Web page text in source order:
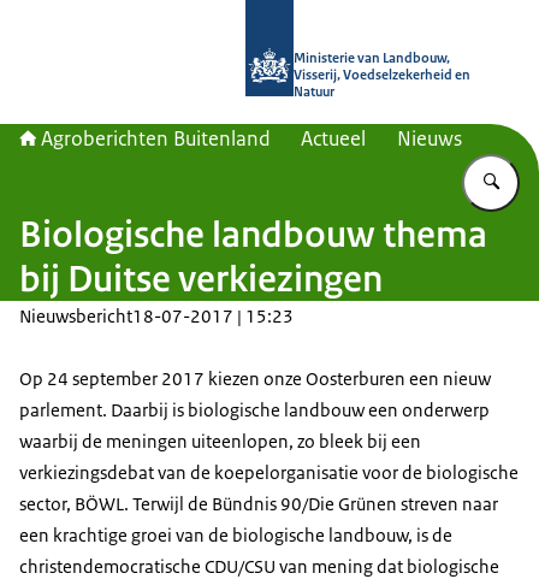
Ministerie van Landbouw,
Visserij, Voedselzekerheid en
Natuur
Agroberichten Buitenland Actueel Nieuws
Biologische landbouw thema
bij Duitse verkiezingen
Nieuwsbericht18-07-2017 | 15:23
Op 24 september 2017 kiezen onze Oosterburen een nieuw
parlement. Daarbij is biologische landbouw een onderwerp
waarbij de meningen uiteenlopen, zo bleek bij een
verkiezingsdebat van de koepelorganisatie voor de biologische
sector, BÖWL. Terwijl de Bündnis 90/Die Grünen streven naar
een krachtige groei van de biologische landbouw, is de
christendemocratische CDU/CSU van mening dat biologische